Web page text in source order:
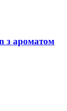
з ароматом